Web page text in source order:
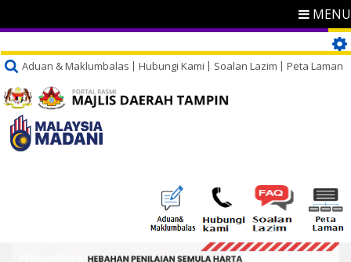
MENU
Aduan & Maklumbalas Hubungi Kami Soalan Lazim Peta Laman